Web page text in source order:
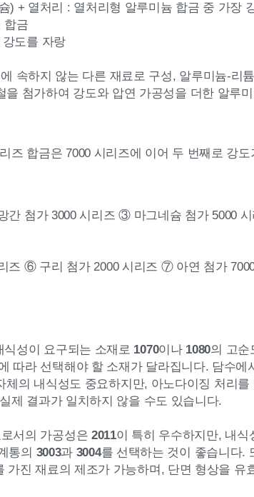
) + 열처리 : 열처리형 알루미늄 합금 중 가장
합금
도를 자랑
속하지 않는 다른 재료로 구성, 알루미늄-리
을 첨가하여 강도와 압연 가공성을 더한 알루
즈 합금은 7000 시리즈에 이어 두 번째로 강
첨가 3000 시리즈 ③ 마그네슘 첨가 5000
즈 ⑥ 구리 첨가 2000 시리즈 ⑦ 아연 첨가
성이 요구되는 소재로 1070이나 1080의 고순
따라 선택해야 할 소재가 달라집니다. 담수에
체의 내식성도 중요하지만, 아노다이징 처리
제 결과가 일치하지 않을 수도 있습니다.
서의 가공성은 2011이 특히 우수하지만, 내식
통의 3003과 3004를 선택하는 것이 좋습니다.
가진 재료의 제조가 가능하며, 단면 형상을 유